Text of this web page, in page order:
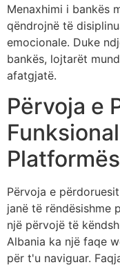
Menaxhimi i bankës
qëndrojnë të
emocionale. Duke
bankës, lojtarët
afatgjatë.
Përvoja e
Platformës
Përvoja e
janë të rëndësishme
një përvojë të
Albania ka një faqe
për t'u naviguar.